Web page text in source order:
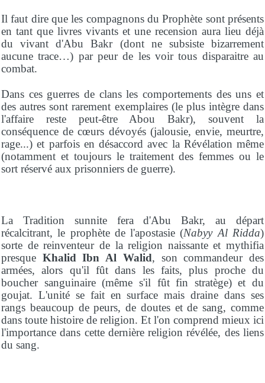
Il faut dire que les compagnons du Prophète sont présents
en tant que livres vivants et une recension aura lieu déjà
du vivant d'Abu Bakr (dont ne subsiste bizarrement
aucune trace…) par peur de les voir tous disparaitre au
combat.
Dans ces guerres de clans les comportements des uns et
des autres sont rarement exemplaires (le plus intègre dans
l'affaire reste peut-être Abou Bakr), souvent la
conséquence de cœurs dévoyés (jalousie, envie, meurtre,
rage...) et parfois en désaccord avec la Révélation même
(notamment et toujours le traitement des femmes ou le
sort réservé aux prisonniers de guerre).
La Tradition sunnite fera d'Abu Bakr, au départ
récalcitrant, le prophète de l'apostasie (Nabyy Al Ridda)
sorte de reinventeur de la religion naissante et mythifia
presque Khalid Ibn Al Walid, son commandeur des
armées, alors qu'il fût dans les faits, plus proche du
boucher sanguinaire (même s'il fût fin stratège) et du
goujat. L'unité se fait en surface mais draine dans ses
rangs beaucoup de peurs, de doutes et de sang, comme
dans toute histoire de religion. Et l'on comprend mieux ici
l'importance dans cette dernière religion révélée, des liens
du sang.